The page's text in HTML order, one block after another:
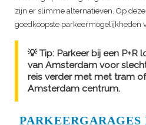
zijn er slimme alternatieven. Op
goedkoopste parkeermogelijkheden
💡 Tip: Parkeer bij een P+R
van Amsterdam voor
reis verder met met tram
Amsterdam centrum.